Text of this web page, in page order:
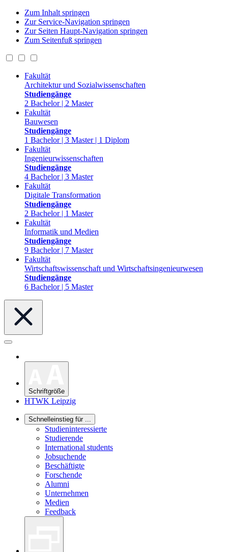
Zum Inhalt springen
Zur Service-Navigation springen
Zur Seiten Haupt-Navigation springen
Zum Seitenfuß springen
Fakultät
Architektur und Sozialwissenschaften
Studiengänge
2 Bachelor | 2 Master
Fakultät
Bauwesen
Studiengänge
1 Bachelor | 3 Master | 1 Diplom
Fakultät
Ingenieurwissenschaften
Studiengänge
4 Bachelor | 3 Master
Fakultät
Digitale Transformation
Studiengänge
2 Bachelor | 1 Master
Fakultät
Informatik und Medien
Studiengänge
9 Bachelor | 7 Master
Fakultät
Wirtschaftswissenschaft und Wirtschaftsingenieurwesen
Studiengänge
6 Bachelor | 5 Master
Schriftgröße
HTWK Leipzig
Schnelleinstieg für ...
Studieninteressierte
Studierende
International students
Jobsuchende
Beschäftigte
Forschende
Alumni
Unternehmen
Medien
Feedback